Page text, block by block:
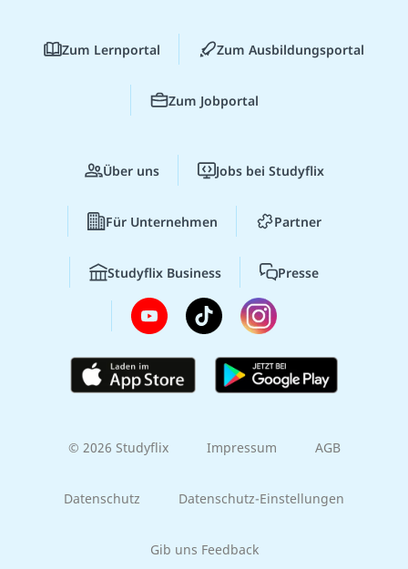
Zum Lernportal Zum Ausbildungsportal
Zum Jobportal
Über uns Jobs bei Studyflix
Für Unternehmen Partner
Studyflix Business Presse
© 2026 Studyflix Impressum AGB
Datenschutz Datenschutz-Einstellungen
Gib uns Feedback